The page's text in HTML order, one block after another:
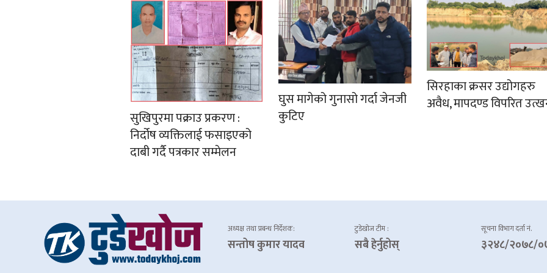
सुखिपुरमा पक्राउ प्रकरण :
निर्दोष व्यक्तिलाई फसाइएको
दाबी गर्दै पत्रकार सम्मेलन
घुस मागेको गुनासो गर्दा जेनजी
कुटिए
सिरहाका क्रसर उद्योगहरु
अवैध, मापदण्ड विपरित
अध्यक्ष तथा प्रबन्ध निर्देशक:
सन्तोष कुमार यादव
टुडेखोज टीम :
सबै हेर्नुहोस्
सूचना विभाग दर्ता नं.
३२४८/२०७८/